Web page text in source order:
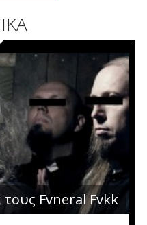
τους Fvneral Fvkk